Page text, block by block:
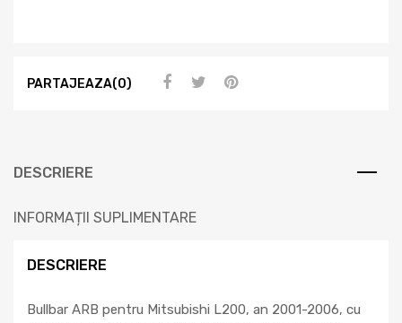
PARTAJEAZA(0)
DESCRIERE
INFORMAȚII SUPLIMENTARE
DESCRIERE
Bullbar ARB pentru Mitsubishi L200, an 2001-2006, cu